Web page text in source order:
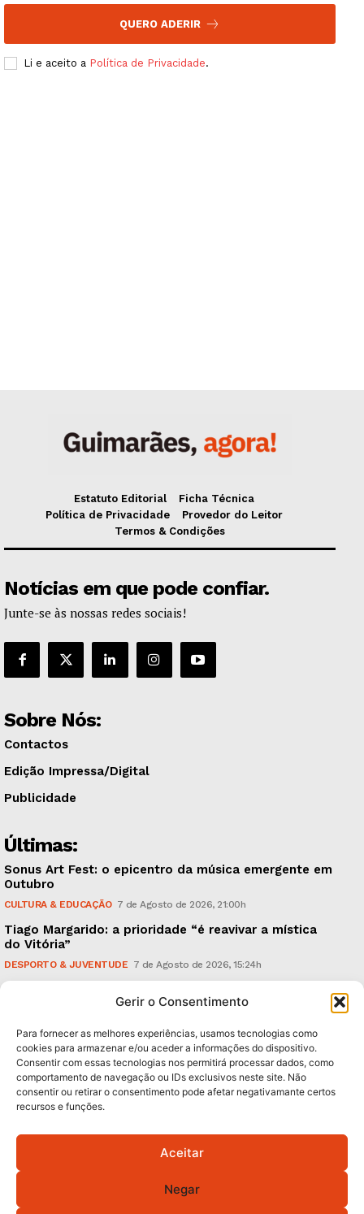
Gerir o Consentimento
Para fornecer as melhores experiências, usamos tecnologias como
cookies para armazenar e/ou aceder a informações do dispositivo.
Consentir com essas tecnologias nos permitirá processar dados, como
comportamento de navegação ou IDs exclusivos neste site. Não
consentir ou retirar o consentimento pode afetar negativamante certos
recursos e funções.
Aceitar
Negar
QUERO ADERIR
Li e aceito a Política de Privacidade.
Estatuto Editorial
Ficha Técnica
Política de Privacidade
Provedor do Leitor
Termos & Condições
Notícias em que pode confiar.
Junte-se às nossas redes sociais!
Sobre Nós:
Contactos
Edição Impressa/Digital
Publicidade
Últimas:
Sonus Art Fest: o epicentro da música emergente em
Outubro
CULTURA & EDUCAÇÃO 7 de Agosto de 2026, 21:00h
Tiago Margarido: a prioridade “é reavivar a mística
do Vitória”
DESPORTO & JUVENTUDE 7 de Agosto de 2026, 15:24h
caudais e antecipa situações de risco
Subscreva Newsletter:
QUERO ADERIR
Política de Privacidade